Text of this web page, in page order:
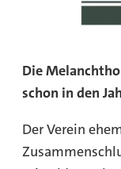
Die
schon in den
Der Verein